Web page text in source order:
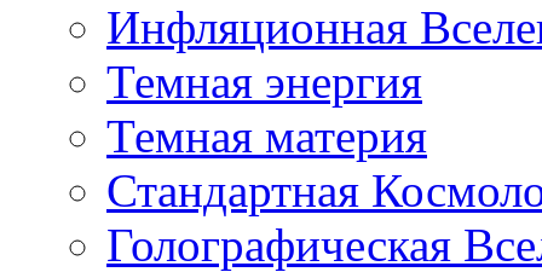
Инфляционная
Темная энергия
Темная материя
Стандартная
Голографическая